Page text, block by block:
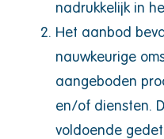
nadrukkelijk in
Het aanbod
nauwkeurige
aangeboden
en/of diensten.
voldoende